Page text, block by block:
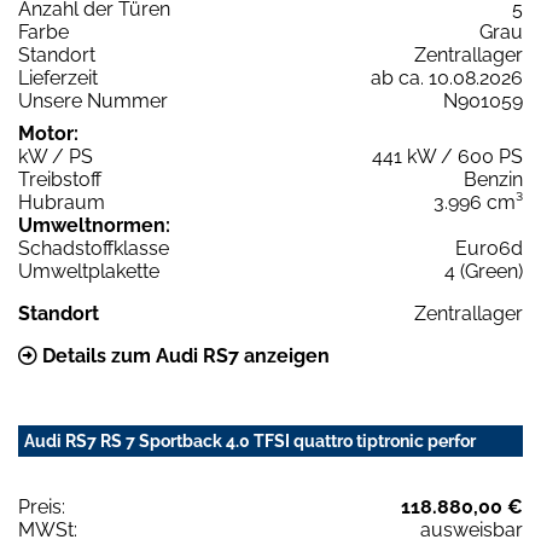
Anzahl der Türen
5
Farbe
Grau
Standort
Zentrallager
Lieferzeit
ab ca. 10.08.2026
Unsere Nummer
N901059
Motor:
kW / PS
441 kW / 600 PS
Treibstoff
Benzin
Hubraum
3.996 cm³
Umweltnormen:
Schadstoffklasse
Euro6d
Umweltplakette
4 (Green)
Standort
Zentrallager
Details zum Audi RS7 anzeigen
Audi RS7 RS 7 Sportback 4.0 TFSI quattro tiptronic perfor
Preis:
118.880,00 €
MWSt:
ausweisbar